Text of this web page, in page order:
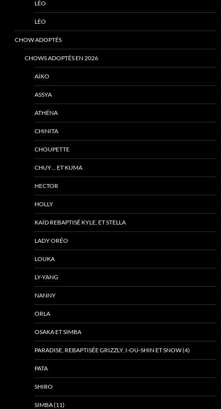
LÉO
LÉO
CHOW ADOPTÉS
CHOWS ADOPTÉS EN 2026
AÏKO
ASSYA
ATHÉNA
CHINITA
CHOUPETTE
CHUY… ET KUMA
HECTOR
HOLLY
KAÏD REBAPTISÉ KYLE, ET STELLA
LADY ORÉO
LOUKA
LY-YANG
NANNY
ORLA
OSAKA ET SIMBA
PARADISE, REBAPTISÉE GRIZZLY, I-OU-SHIN ET SNOW (4)
PATA
SHIRO
SIMBA (11)